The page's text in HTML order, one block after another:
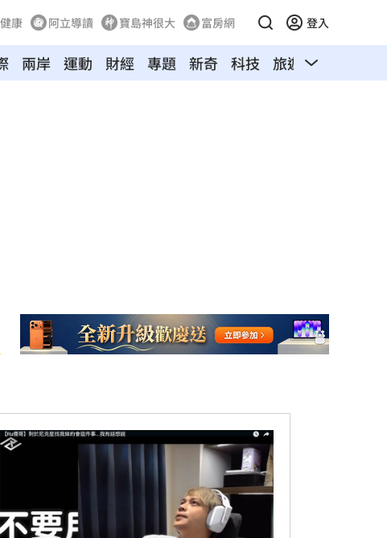
康 阿立導讀 寶島神很大 富房網 登入
兩岸 運動 財經 專題 新奇 科技 旅遊 汽車